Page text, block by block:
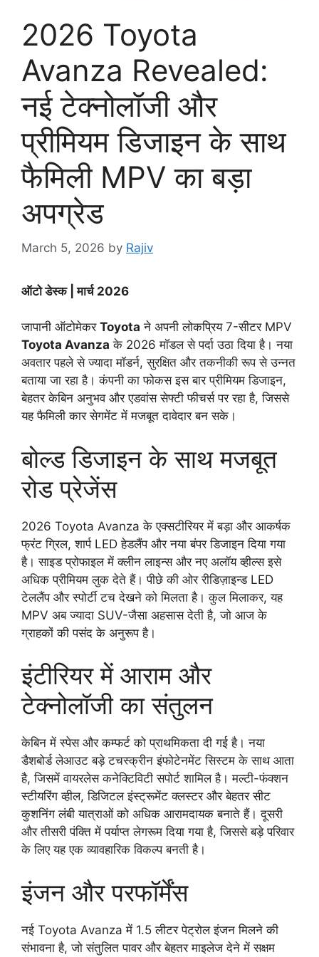
2026 Toyota
Avanza Revealed:
नई टेक्नोलॉजी और
प्रीमियम डिजाइन के साथ
फैमिली MPV का बड़ा
अपग्रेड
March 5, 2026 by Rajiv
ऑटो डेस्क | मार्च 2026
जापानी ऑटोमेकर Toyota ने अपनी लोकप्रिय 7-सीटर MPV
Toyota Avanza के 2026 मॉडल से पर्दा उठा दिया है। नया
अवतार पहले से ज्यादा मॉडर्न, सुरक्षित और तकनीकी रूप से उन्नत
बताया जा रहा है। कंपनी का फोकस इस बार प्रीमियम डिजाइन,
बेहतर केबिन अनुभव और एडवांस सेफ्टी फीचर्स पर रहा है, जिससे
यह फैमिली कार सेगमेंट में मजबूत दावेदार बन सके।
बोल्ड डिजाइन के साथ मजबूत
रोड प्रेजेंस
2026 Toyota Avanza के एक्सटीरियर में बड़ा और आकर्षक
फ्रंट ग्रिल, शार्प LED हेडलैंप और नया बंपर डिजाइन दिया गया
है। साइड प्रोफाइल में क्लीन लाइन्स और नए अलॉय व्हील्स इसे
अधिक प्रीमियम लुक देते हैं। पीछे की ओर रीडिज़ाइन्ड LED
टेललैंप और स्पोर्टी टच देखने को मिलता है। कुल मिलाकर, यह
MPV अब ज्यादा SUV-जैसा अहसास देती है, जो आज के
ग्राहकों की पसंद के अनुरूप है।
इंटीरियर में आराम और
टेक्नोलॉजी का संतुलन
केबिन में स्पेस और कम्फर्ट को प्राथमिकता दी गई है। नया
डैशबोर्ड लेआउट बड़े टचस्क्रीन इंफोटेनमेंट सिस्टम के साथ आता
है, जिसमें वायरलेस कनेक्टिविटी सपोर्ट शामिल है। मल्टी-फंक्शन
स्टीयरिंग व्हील, डिजिटल इंस्ट्रूमेंट क्लस्टर और बेहतर सीट
कुशनिंग लंबी यात्राओं को अधिक आरामदायक बनाते हैं। दूसरी
और तीसरी पंक्ति में पर्याप्त लेगरूम दिया गया है, जिससे बड़े परिवार
के लिए यह एक व्यावहारिक विकल्प बनती है।
इंजन और परफॉर्मेंस
नई Toyota Avanza में 1.5 लीटर पेट्रोल इंजन मिलने की
संभावना है, जो संतुलित पावर और बेहतर माइलेज देने में सक्षम